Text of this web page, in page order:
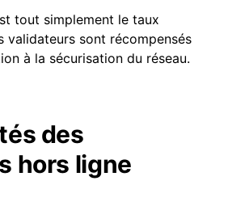
tout simplement le taux
validateurs sont récompensés
à la sécurisation du réseau.
des
hors ligne